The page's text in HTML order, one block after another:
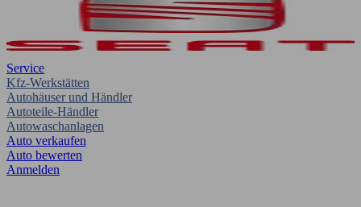
Service
Kfz-Werkstätten
Autohäuser und Händler
Autoteile-Händler
Autowaschanlagen
Auto verkaufen
Auto bewerten
Anmelden